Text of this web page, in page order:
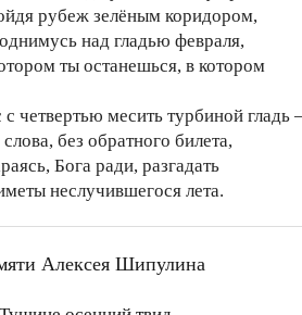
рубеж зелёным коридором,
над гладью февраля,
ты останешься, в котором
с четвертью месить турбиной
слова, без обратного билета,
Бога ради, разгадать
неслучившегося лета.
Алексея Шипулина